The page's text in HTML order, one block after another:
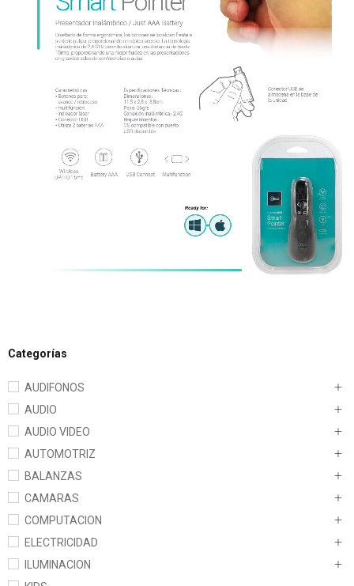
Categorías
AUDIFONOS
AUDIO
AUDIO VIDEO
AUTOMOTRIZ
BALANZAS
CAMARAS
COMPUTACION
ELECTRICIDAD
ILUMINACION